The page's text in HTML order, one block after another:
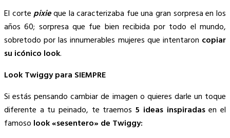
El cortepixieque la caracterizaba fue una gran sorpresa en los
años 60; sorpresa que fue bien recibida por todo el mundo,
sobretodo por las innumerables mujeres que intentaron copiar
su icónico look.
LookTwiggy para SIEMPRE
Si estás pensando cambiar de imagen o quieres darle un toque
diferente a tu peinado, te traemos 5 ideas inspiradasen el
famoso look «sesentero» de Twiggy: